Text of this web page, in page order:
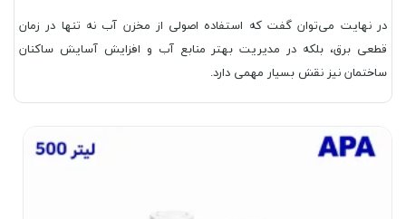
در نهایت می‌توان گفت که استفاده اصولی از مخزن آب نه تنها در زمان
قطعی برق، بلکه در مدیریت بهتر منابع آب و افزایش آسایش ساکنان
ساختمان نیز نقش بسیار مهمی دارد.